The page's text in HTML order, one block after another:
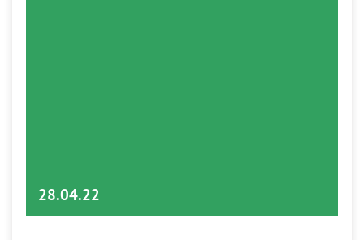
28.04.22